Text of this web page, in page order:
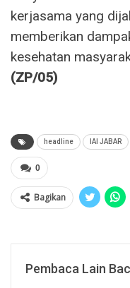
kerjasama yang
memberikan
kesehatan
(ZP/05)
headline IAI JABAR
0
Bagikan
Pembaca Lain